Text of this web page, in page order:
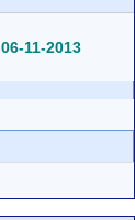
06-11-2013